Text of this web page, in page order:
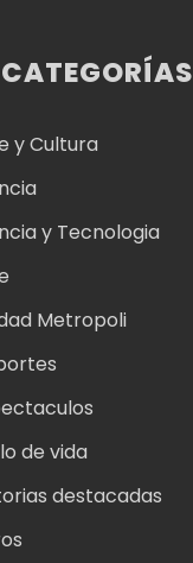
CATEGORÍAS
y Cultura
y Tecnologia
Metropoli
de vida
destacadas